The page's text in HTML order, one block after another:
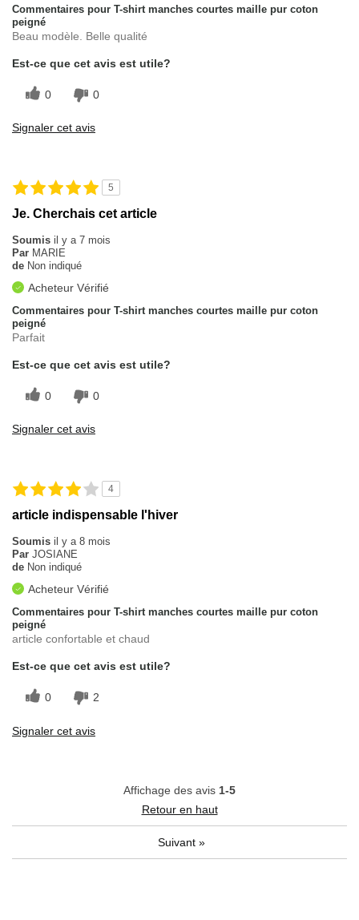
Commentaires pour T-shirt manches courtes maille pur coton
peigné
Beau modèle. Belle qualité
Est-ce que cet avis est utile?
0 0
Signaler cet avis
5
Je. Cherchais cet article
Soumis il y a 7 mois
Par MARIE
de Non indiqué
Acheteur Vérifié
Commentaires pour T-shirt manches courtes maille pur coton
peigné
Parfait
Est-ce que cet avis est utile?
0 0
Signaler cet avis
4
article indispensable l'hiver
Soumis il y a 8 mois
Par JOSIANE
de Non indiqué
Acheteur Vérifié
Commentaires pour T-shirt manches courtes maille pur coton
peigné
article confortable et chaud
Est-ce que cet avis est utile?
0 2
Signaler cet avis
Affichage des avis 1-5
Retour en haut
Suivant »